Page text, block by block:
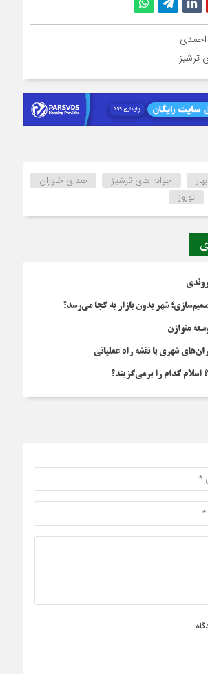
احمدی
ترشیز
بهار جوانه های ترشیز
صدای خاوران
نوروز
شهر بدون بازار به کجا می‌رسد؟
متوازن
شهری با نقشه راه عملیاتی
اسلام کدام را برمی‌گزیند؟